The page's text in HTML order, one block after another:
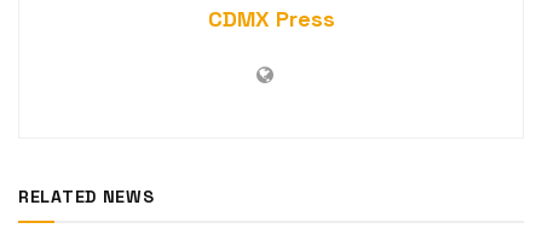
CDMX Press
RELATED NEWS